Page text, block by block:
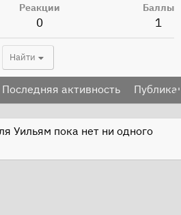
Реакции
0
Баллы
1
Найти
Последняя активность
Уильям пока нет ни одного